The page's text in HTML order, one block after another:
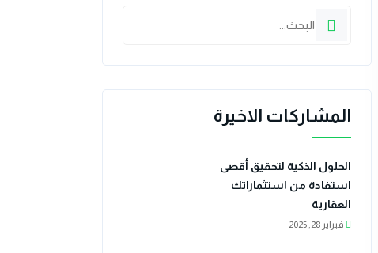
المشاركات الاخيرة
الحلول الذكية لتحقيق أقصى
استفادة من استثماراتك
العقارية
فبراير 28, 2025